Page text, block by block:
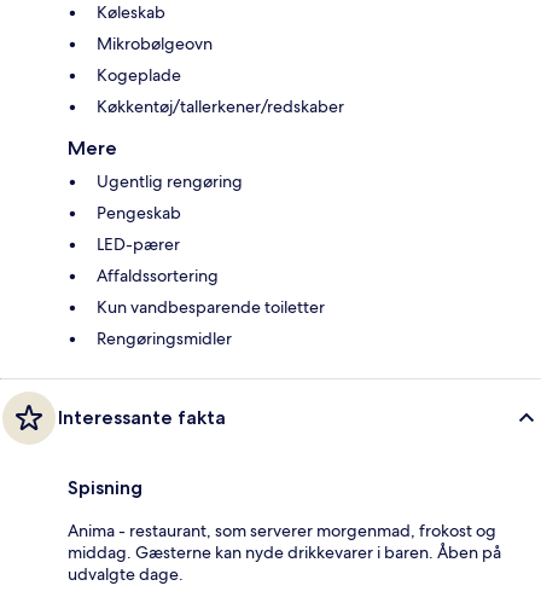
Køleskab
Mikrobølgeovn
Kogeplade
Køkkentøj/tallerkener/redskaber
Mere
Ugentlig rengøring
Pengeskab
LED-pærer
Affaldssortering
Kun vandbesparende toiletter
Rengøringsmidler
Interessante fakta
Spisning
Anima - restaurant, som serverer morgenmad, frokost og
middag. Gæsterne kan nyde drikkevarer i baren. Åben på
udvalgte dage.